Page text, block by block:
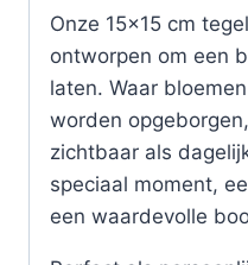
Onze 15×15 cm
ontworpen om een
laten. Waar
worden
zichtbaar als
speciaal moment,
een waardevolle